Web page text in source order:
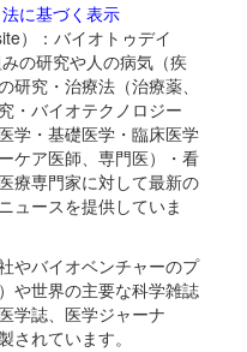
に基づく表示
）：バイオトゥデイ
の研究や人の病気（疾
究・治療法（治療薬、
・バイオテクノロジー
学・基礎医学・臨床医学
ケア医師、専門医）・看
療専門家に対して最新の
ュースを提供していま
やバイオベンチャーのプ
や世界の主要な科学雑誌
学誌、医学ジャーナ
されています。